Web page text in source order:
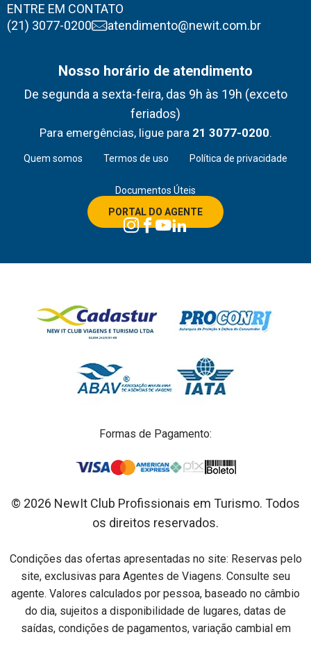
ENTRE EM CONTATO
(21) 3077-0200
atendimento@newit.com.br
Nosso horário de atendimento
De segunda a sexta-feira, das 9h às 19h (exceto
feriados)
Para emergências, ligue para 21 3077-0200.
Quem somos Termos de uso Política de privacidade
Documentos Úteis
PORTAL DO AGENTE
Formas de Pagamento:
© 2026 NewIt Club Profissionais em Turismo. Todos
os direitos reservados.
Condições das ofertas apresentadas no site: Reservas pelo
site, exclusivas para Agentes de Viagens. Consulte seu
agente. Valores calculados por pessoa, baseado no câmbio
do dia, sujeitos a disponibilidade de lugares, datas de
saídas, condições de pagamentos, variação cambial em